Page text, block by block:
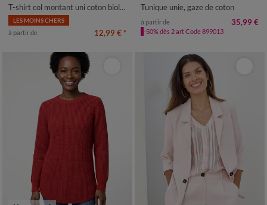
T-shirt col montant uni coton biologique(**)
LES MOINS CHERS
à partir de 12,99 € *
Tunique unie, gaze de coton
à partir de 35,99 €
-50% dès 2 art Code 899013